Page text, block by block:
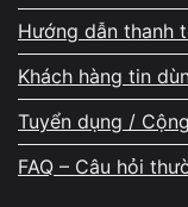
Hướng dẫn thanh
Khách hàng tin
Tuyển dụng /
FAQ – Câu hỏi